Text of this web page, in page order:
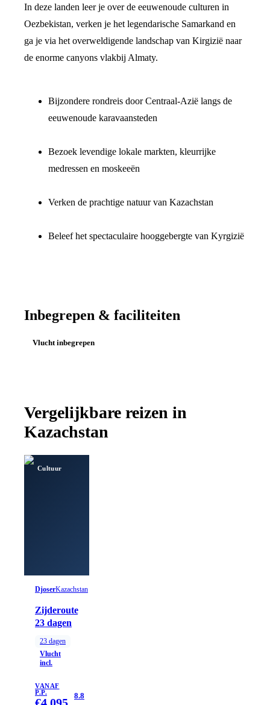
In deze landen leer je over de eeuwenoude culturen in
Oezbekistan, verken je het legendarische Samarkand en
ga je via het overweldigende landschap van Kirgizië naar
de enorme canyons vlakbij Almaty.
Bijzondere rondreis door Centraal-Azië langs de
eeuwenoude karavaansteden
Bezoek levendige lokale markten, kleurrijke
medressen en moskeeën
Verken de prachtige natuur van Kazachstan
Beleef het spectaculaire hooggebergte van Kyrgizië
Inbegrepen & faciliteiten
Vlucht inbegrepen
Vergelijkbare reizen in
Kazachstan
Cultuur
DjoserKazachstan
Zijderoute,
23 dagen
23 dagen
Vlucht
incl.
VANAF
P.P.
€4.095 8.8